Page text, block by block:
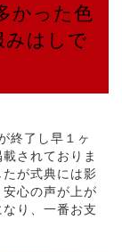
かった色
みはしで
終了し早１ヶ
されておりま
が式典には影
心の声が上が
り、一番お支